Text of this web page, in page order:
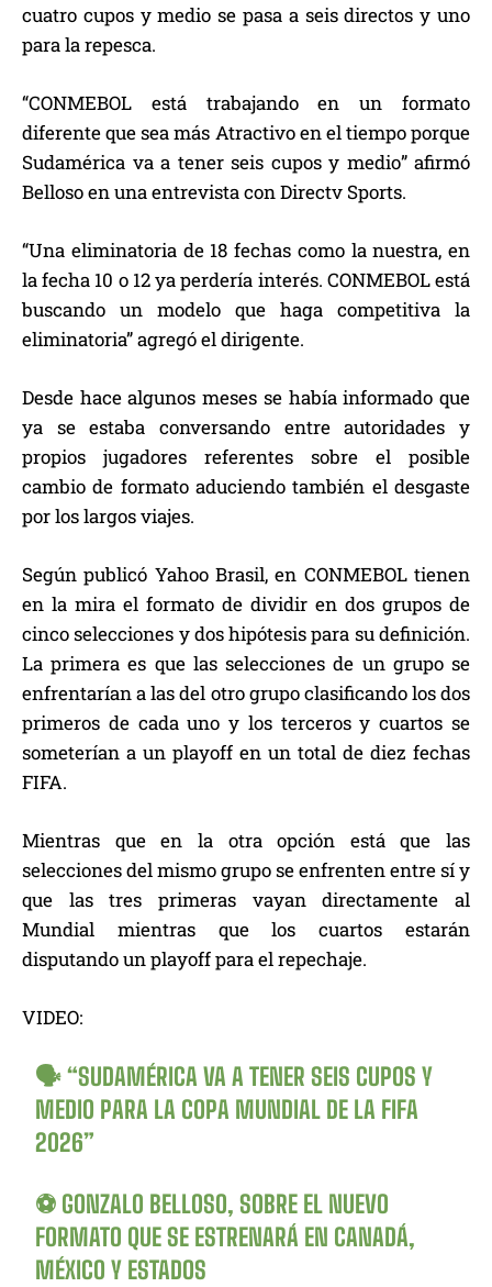
cuatro cupos y medio se pasa a seis directos y uno
para la repesca.
“CONMEBOL está trabajando en un formato
diferente que sea más Atractivo en el tiempo porque
Sudamérica va a tener seis cupos y medio” afirmó
Belloso en una entrevista con Directv Sports.
“Una eliminatoria de 18 fechas como la nuestra, en
la fecha 10 o 12 ya perdería interés. CONMEBOL está
buscando un modelo que haga competitiva la
eliminatoria” agregó el dirigente.
Desde hace algunos meses se había informado que
ya se estaba conversando entre autoridades y
propios jugadores referentes sobre el posible
cambio de formato aduciendo también el desgaste
por los largos viajes.
Según publicó Yahoo Brasil, en CONMEBOL tienen
en la mira el formato de dividir en dos grupos de
cinco selecciones y dos hipótesis para su definición.
La primera es que las selecciones de un grupo se
enfrentarían a las del otro grupo clasificando los dos
primeros de cada uno y los terceros y cuartos se
someterían a un playoff en un total de diez fechas
FIFA.
Mientras que en la otra opción está que las
selecciones del mismo grupo se enfrenten entre sí y
que las tres primeras vayan directamente al
Mundial mientras que los cuartos estarán
disputando un playoff para el repechaje.
VIDEO:
🗣️ “SUDAMÉRICA VA A TENER SEIS CUPOS Y
MEDIO PARA LA COPA MUNDIAL DE LA FIFA
2026”
⚽️ GONZALO BELLOSO, SOBRE EL NUEVO
FORMATO QUE SE ESTRENARÁ EN CANADÁ,
MÉXICO Y ESTADOS